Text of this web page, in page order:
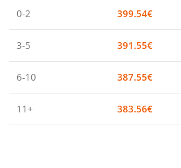
0-2 399.54€
3-5 391.55€
6-10 387.55€
11+ 383.56€